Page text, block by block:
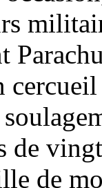
de
de